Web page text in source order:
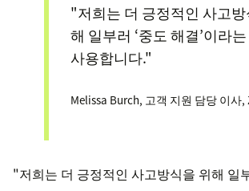
"저희는 더 긍정적인 사고방
해 일부러 ‘중도 해결’이라
사용합니다."
Melissa Burch, 고객 지원 담당 이사,
"저희는 더 긍정적인 사고방식을 위해 일